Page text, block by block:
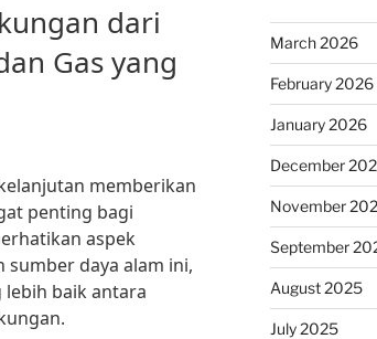
dari
Gas yang
memberikan
penting bagi
aspek
daya alam ini,
baik antara
March 2026
February 2026
January 2026
December
November
September
August 2025
July 2025